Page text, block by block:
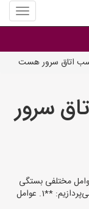
منوی
سایت
یاب
اتاق سرور هست
سرور
مختلفی بستگی
دارد که در ادامه به بررسی آنها و ارائه پیشنهادهایی می‌پردازیم: **1. عوامل